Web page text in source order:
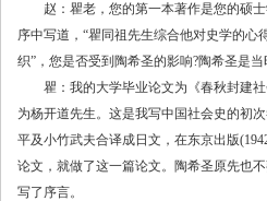
赵：瞿老，您的第一本著作是您的硕士
序中写道，“瞿同祖先生综合他对史学的
织”，您是否受到陶希圣的影响?陶希圣是
瞿：我的大学毕业论文为《春秋封建社
为杨开道先生。这是我写中国社会史的初
平及小竹武夫合译成日文，在东京出版
论文，就做了这一篇论文。陶希圣原先也
写了序言。